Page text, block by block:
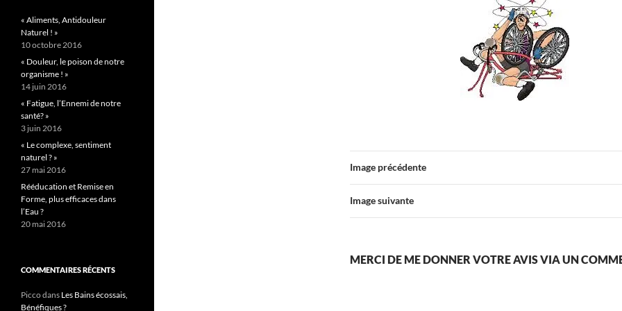
Image précédente
Image suivante
MERCI DE ME DONNER VOTRE AVIS VIA UN
« Aliments, Antidouleur
Naturel ! »
10 octobre 2016
« Douleur, le poison de notre
organisme ! »
14 juin 2016
« Fatigue, l’Ennemi de notre
santé? »
3 juin 2016
« Le complexe, sentiment
naturel ? »
27 mai 2016
Rééducation et Remise en
Forme, plus efficaces dans
l’Eau ?
20 mai 2016
COMMENTAIRES RÉCENTS
Piccodans Les Bains écossais,
Bénéfiques ?